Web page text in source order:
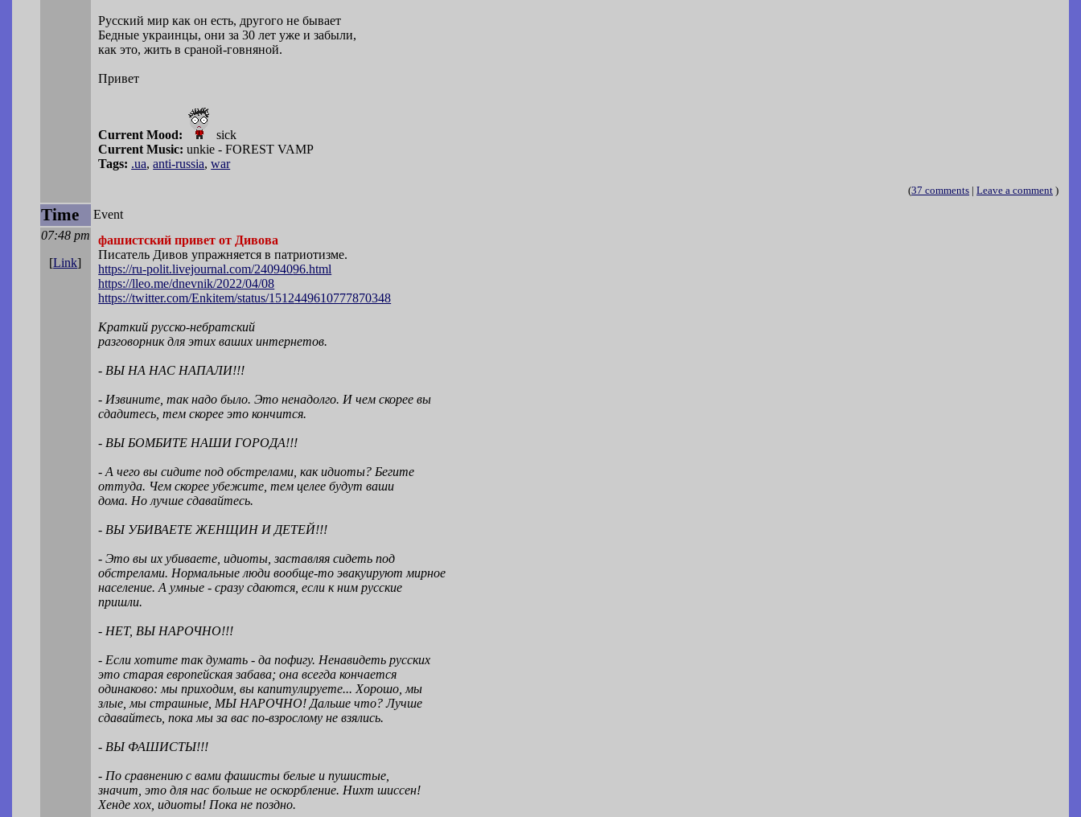
Русский мир как он есть, другого не бывает
Бедные украинцы, они за 30 лет уже и забыли,
как это, жить в сраной-говняной.
Привет
Current Mood:
sick
Current Music: unkie - FOREST VAMP
Tags: .ua,anti-russia,war
(37 comments |Leave a comment )
Time
Event
07:48 pm
[Link]
фашистский привет от Дивова
Писатель Дивов упражняется в патриотизме.
https://ru-polit.livejournal.com/24094096.html
https://lleo.me/dnevnik/2022/04/08
https://twitter.com/Enkitem/status/1512449610777870348
Краткий русско-небратский
разговорник для этих ваших интернетов.
- ВЫ НА НАС НАПАЛИ!!!
- Извините, так надо было. Это ненадолго. И чем скорее вы
сдадитесь, тем скорее это кончится.
- ВЫ БОМБИТЕ НАШИ ГОРОДА!!!
- А чего вы сидите под обстрелами, как идиоты? Бегите
оттуда. Чем скорее убежите, тем целее будут ваши
дома. Но лучше сдавайтесь.
- ВЫ УБИВАЕТЕ ЖЕНЩИН И ДЕТЕЙ!!!
- Это вы их убиваете, идиоты, заставляя сидеть под
обстрелами. Нормальные люди вообще-то эвакуируют мирное
население. А умные - сразу сдаются, если к ним русские
пришли.
- НЕТ, ВЫ НАРОЧНО!!!
- Если хотите так думать - да пофигу. Ненавидеть русских
это старая европейская забава; она всегда кончается
одинаково: мы приходим, вы капитулируете... Хорошо, мы
злые, мы страшные, МЫ НАРОЧНО! Дальше что? Лучше
сдавайтесь, пока мы за вас по-взрослому не взялись.
- ВЫ ФАШИСТЫ!!!
- По сравнению с вами фашисты белые и пушистые,
значит, это для нас больше не оскорбление. Нихт шиссен!
Хенде хох, идиоты! Пока не поздно.